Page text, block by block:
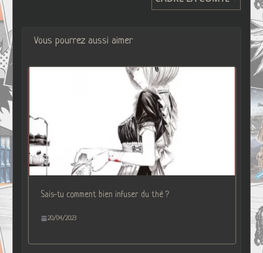
Vous pourrez aussi aimer
Sais-tu comment bien infuser du thé ?
20/04/2023